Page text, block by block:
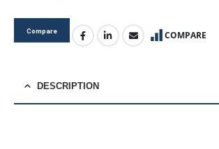
Compare COMPARE
DESCRIPTION